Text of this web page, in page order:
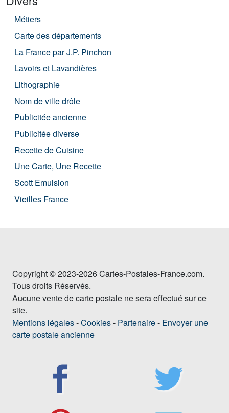
Métiers
Carte des départements
La France par J.P. Pinchon
Lavoirs et Lavandières
Lithographie
Nom de ville drôle
Publicitée ancienne
Publicitée diverse
Recette de Cuisine
Une Carte, Une Recette
Scott Emulsion
Vieilles France
Copyright © 2023-2026 Cartes-Postales-France.com.
Tous droits Réservés.
Aucune vente de carte postale ne sera effectué sur ce
site.
Mentions légales-Cookies- Partenaire- Envoyer une
carte postale ancienne